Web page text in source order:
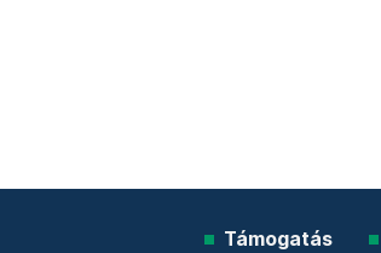
Támogatás